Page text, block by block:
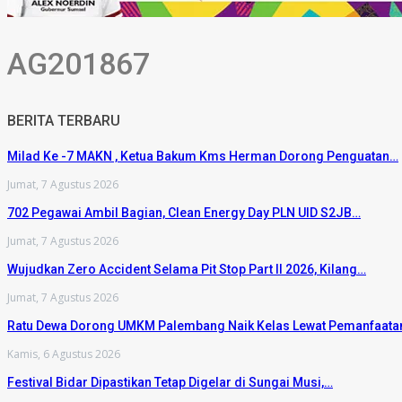
AG201867
BERITA TERBARU
Milad Ke -7 MAKN , Ketua Bakum Kms Herman Dorong Penguatan…
Jumat, 7 Agustus 2026
702 Pegawai Ambil Bagian, Clean Energy Day PLN UID S2JB…
Jumat, 7 Agustus 2026
Wujudkan Zero Accident Selama Pit Stop Part II 2026, Kilang…
Jumat, 7 Agustus 2026
Ratu Dewa Dorong UMKM Palembang Naik Kelas Lewat
Kamis, 6 Agustus 2026
Festival Bidar Dipastikan Tetap Digelar di Sungai Musi,…